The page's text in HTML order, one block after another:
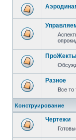
ПроЖекты
Разное
Все то
Конструирование
Чертежи